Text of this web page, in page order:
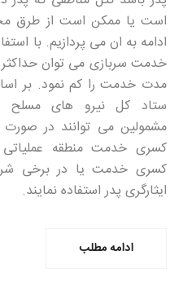
است یا ممکن است از طرق
ادامه به ان می پردازیم. با
مدت خدمت را کم نمود. بر
مشمولین می توانند در صورت
کسری خدمت منطقه عملیاتی
کسری خدمت یا در برخی
ایثارگری پدر استفاده نمایند.
ادامه مطلب